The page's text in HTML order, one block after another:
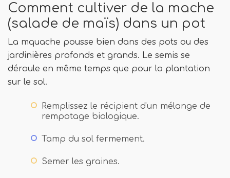
Comment cultiver de la mache
(salade de maïs) dans un pot
La mquache pousse bien dans des pots ou des
jardinières profonds et grands. Le semis se
déroule en même temps que pour la plantation
sur le sol.
Remplissez le récipient d'un mélange de
rempotage biologique.
Tamp du sol fermement.
Semer les graines.